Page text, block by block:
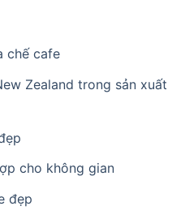
chế cafe
Zealand trong sản xuất
cho không gian
đẹp